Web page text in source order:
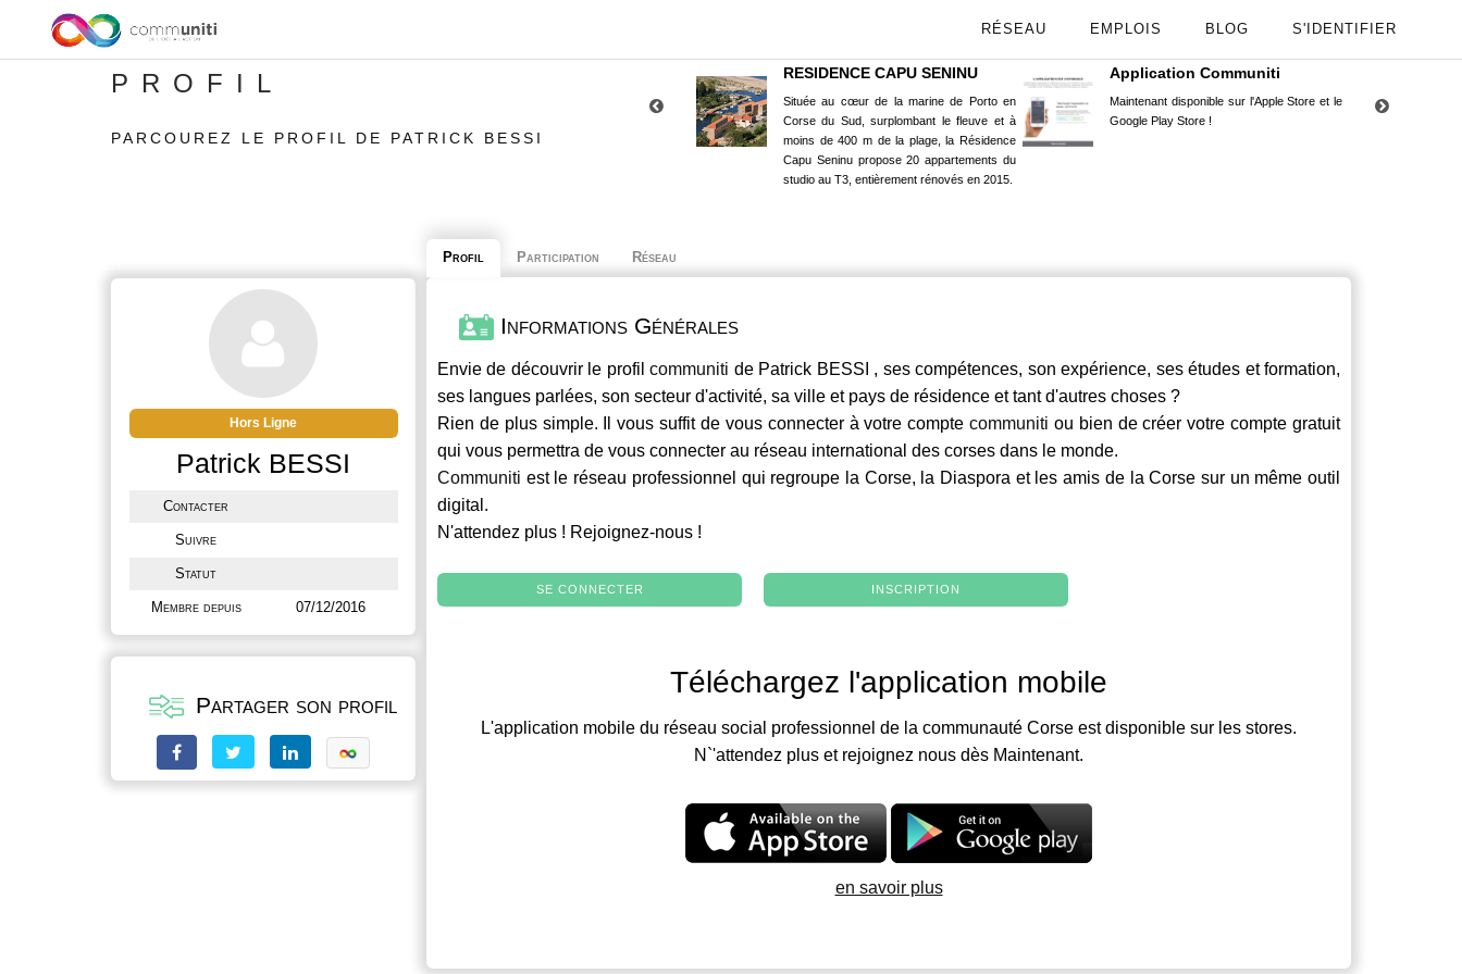
RÉSEAU EMPLOIS BLOG S'IDENTIFIER
PROFIL
PARCOUREZ LE PROFIL DE PATRICK BESSI
RESIDENCE CAPU SENINU
Située au cœur de la marine de Porto en
Corse du Sud, surplombant le fleuve et à
moins de 400 m de la plage, la Résidence
Capu Seninu propose 20 appartements du
studio au T3, entièrement rénovés en 2015.
Application Communiti
Maintenant disponible sur l'Apple Store et le
Google Play Store !
Hors Ligne
Patrick BESSI
Contacter
Suivre
Statut
Membre depuis 07/12/2016
Partager son profil
Profil Participation Réseau
Informations Générales
Envie de découvrir le profilcommuniti de Patrick BESSI , ses compétences, son expérience, ses études et formation,
ses langues parlées, son secteur d'activité, sa ville et pays de résidence et tant d'autres choses ?
Rien de plus simple. Il vous suffit de vous connecter à votre comptecommuniti ou bien de créer votre compte gratuit
qui vous permettra de vous connecter au réseau international des corses dans le monde.
Communiti est le réseau professionnel qui regroupe la Corse, la Diaspora et les amis de la Corse sur un même outil
digital.
N'attendez plus ! Rejoignez-nous !
SE CONNECTER INSCRIPTION
Téléchargez l'application mobile
L'application mobile du réseau social professionnel de la communauté Corse est disponible sur les stores.
N`'attendez plus et rejoignez nous dès Maintenant.
en savoir plus